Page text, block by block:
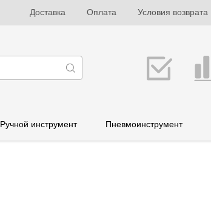
Доставка Оплата Условия возврата
Ручной инструмент Пневмоинструмент